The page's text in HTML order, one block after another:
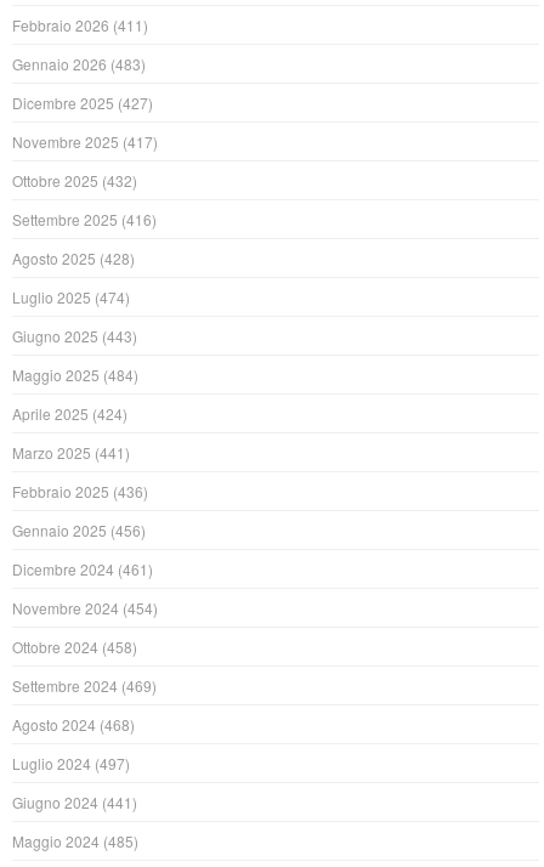
Febbraio 2026 (411)
Gennaio 2026 (483)
Dicembre 2025 (427)
Novembre 2025 (417)
Ottobre 2025 (432)
Settembre 2025 (416)
Agosto 2025 (428)
Luglio 2025 (474)
Giugno 2025 (443)
Maggio 2025 (484)
Aprile 2025 (424)
Marzo 2025 (441)
Febbraio 2025 (436)
Gennaio 2025 (456)
Dicembre 2024 (461)
Novembre 2024 (454)
Ottobre 2024 (458)
Settembre 2024 (469)
Agosto 2024 (468)
Luglio 2024 (497)
Giugno 2024 (441)
Maggio 2024 (485)